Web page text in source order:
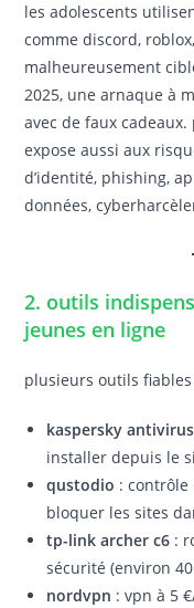
les adolescents
comme discord,
malheureusement
2025, une arnaque à
avec de faux
expose aussi aux
d’identité, phishing,
données,
2. outils
jeunes en ligne
plusieurs outils
kaspersky antivirus
installer depuis le
qustodio :
bloquer les sites
tp-link archer c6 :
sécurité (environ 40
nordvpn : vpn à 5